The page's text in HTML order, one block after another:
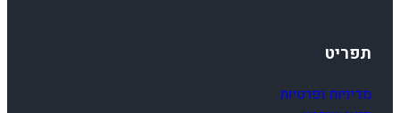
תפריט
מדיניות ופרטיות